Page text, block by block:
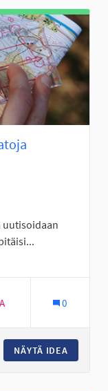
uutisoidaan
Seinäjoki
0
NÄYTÄ IDEA